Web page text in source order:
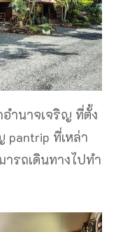
ำนาจเจริญ ที่ตั้ง
pantrip ที่เหล่า
ารถเดินทางไปทำ